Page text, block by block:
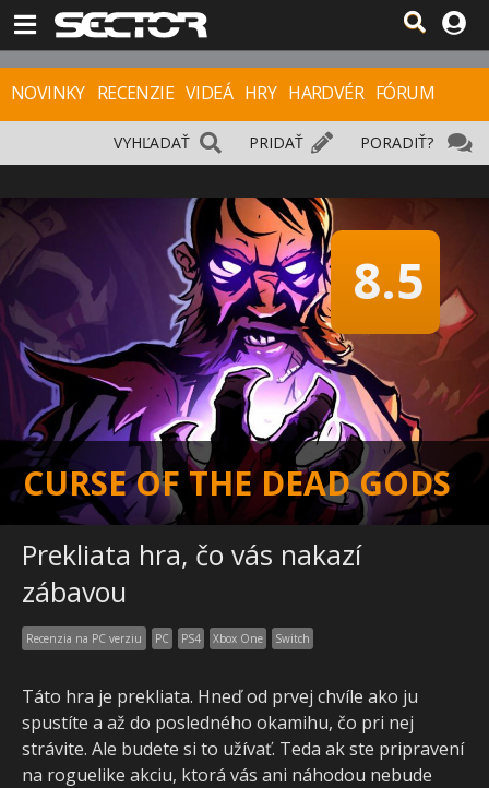
NOVINKY RECENZIE VIDEÁ HRY HARDVÉR FÓRUM
PORADIŤ?
PRIDAŤ
VYHĽADAŤ
CURSE OF THE DEAD GODS
8.5
Prekliata hra, čo vás nakazí
zábavou
Recenzia na PC verziu PC PS4 Xbox One Switch
Táto hra je prekliata. Hneď od prvej chvíle ako ju
spustíte a až do posledného okamihu, čo pri nej
strávite. Ale budete si to užívať. Teda ak ste pripravení
na roguelike akciu, ktorá vás ani náhodou nebude